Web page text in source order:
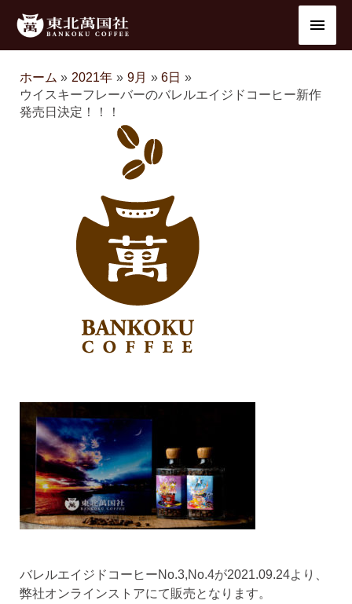
メ
イ
ン
ホーム 2021年 9月
6日
ウイスキーフレーバーのバレルエイジドコーヒー新作
発売日決定！！！
バレルエイジドコーヒーNo.3,No.4が2021.09.24より、
弊社オンラインストアにて販売となります。